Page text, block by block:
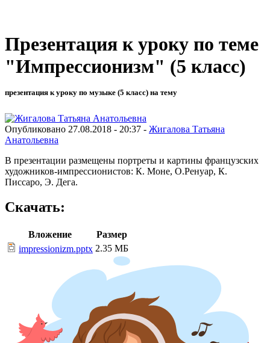
Презентация к уроку по теме
"Импрессионизм" (5 класс)
презентация к уроку по музыке (5 класс) на тему
Опубликовано 27.08.2018 - 20:37 - Жигалова Татьяна
Анатольевна
В презентации размещены портреты и картины французских
художников-импрессионистов: К. Моне, О.Ренуар, К.
Писсаро, Э. Дега.
Скачать:
Вложение
Размер
impressionizm.pptx 2.35 МБ